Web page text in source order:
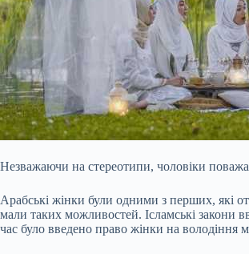
Незважаючи на стереотипи, чоловіки
Арабські жінки були одними з перших, які
мали таких можливостей. Ісламські закони
час було введено право жінки на володіння